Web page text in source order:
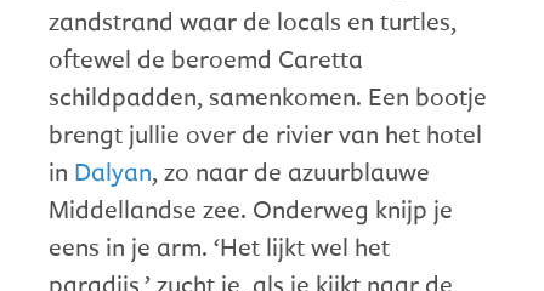
zandstrand waar de locals en turtles,
oftewel de beroemd Caretta
schildpadden, samenkomen. Een bootje
brengt jullie over de rivier van het hotel
in Dalyan, zo naar de azuurblauwe
Middellandse zee. Onderweg knijp je
eens in je arm. ‘Het lijkt wel het
paradijs,’ zucht je, als je kijkt naar de